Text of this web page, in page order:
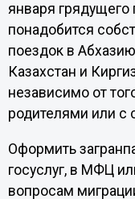
января грядущего
понадобится
поездок в
Казахстан и
независимо от
родителями или
Оформить
госуслуг, в МФЦ
вопросам